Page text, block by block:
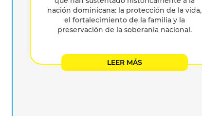
nación dominicana: la protección de la vida,
el fortalecimiento de la familia y la
preservación de la soberanía nacional.
LEER MÁS